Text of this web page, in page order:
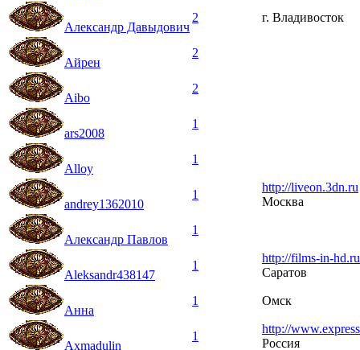
Александр Давыдович
2 г. Владивосток
Айрен
2
Aibo
2
ars2008
1
Alloy
1
andrey1362010
1
http://liveon.3dn.ru
Москва
Александр Павлов
1
Aleksandr438147
1
http://films-in-
Саратов
Анна
1 Омск
Axmadulin
1
http://
Россия